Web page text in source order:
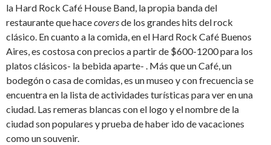
la Hard Rock Café House Band, la propia banda del
restaurante que hacecoversde los grandes hits del rock
clásico. En cuanto a la comida, en el Hard Rock Café Buenos
Aires, es costosa con precios a partir de $600-1200 para los
platos clásicos- la bebida aparte- . Más que un Café, un
bodegón o casa de comidas, es un museo y con frecuencia se
encuentra en la lista de actividades turísticas para ver en una
ciudad. Las remeras blancas con el logo y el nombre de la
ciudad son populares y prueba de haber ido de vacaciones
como un souvenir.